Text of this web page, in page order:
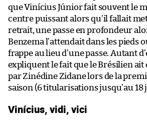
que Vinícius Júnior fait souvent le
centre puissant alors qu’il fallait
retrait, une passe en profondeur
Benzema l’attendait dans les pieds
frappe au lieu d’une passe. Autant
expliquent le fait que le Brésilien ait
par Zinédine Zidane lors de la
saison (6 titularisations jusqu’au 18
Vinícius, vidi, vici